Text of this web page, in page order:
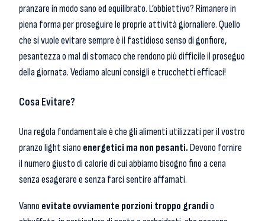
pranzare in modo sano ed equilibrato. L’obbiettivo? Rimanere in
piena forma per proseguire le proprie attività giornaliere. Quello
che si vuole evitare sempre è il fastidioso senso di gonfiore,
pesantezza o mal di stomaco che rendono più difficile il proseguo
della giornata. Vediamo alcuni consigli e trucchetti efficaci!
Cosa Evitare?
Una regola fondamentale è che gli alimenti utilizzati per il vostro
pranzo light siano energetici ma non pesanti.Devono fornire
il numero giusto di calorie di cui abbiamo bisogno fino a cena
senza esagerare e senza farci sentire affamati.
Vanno evitate ovviamente porzioni troppo grandio